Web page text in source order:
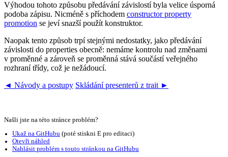
Výhodou tohoto způsobu předávání závislostí byla velice úsporná
podoba zápisu. Nicméně s příchodem constructor property
promotion se jeví snazší použít konstruktor.
Naopak tento způsob trpí stejnými nedostatky, jako předávání
závislosti do properties obecně: nemáme kontrolu nad změnami
v proměnné a zároveň se proměnná stává součástí veřejného
rozhraní třídy, což je nežádoucí.
◄ Návody a postupy Skládání presenterů z trait ►